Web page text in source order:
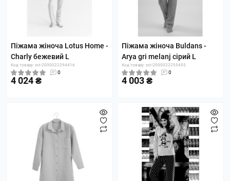
Піжама жіноча Lotus Home -
Charly бежевий L
Код товару: svt-2000022294416
0
4 024 ₴
Піжама жіноча Buldans -
Arya gri melanj сірий L
Код товару: svt-2000022255455
0
4 003 ₴